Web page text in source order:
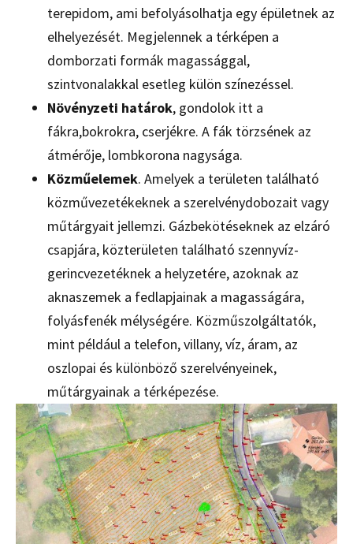
terepidom, ami befolyásolhatja egy épületnek az
elhelyezését. Megjelennek a térképen a
domborzati formák magassággal,
szintvonalakkal esetleg külön színezéssel.
Növényzeti határok, gondolok itt a
fákra,bokrokra, cserjékre. A fák törzsének az
átmérője, lombkorona nagysága.
Közműelemek. Amelyek a területen található
közművezetékeknek a szerelvénydobozait vagy
műtárgyait jellemzi. Gázbekötéseknek az elzáró
csapjára, közterületen található szennyvíz-
gerincvezetéknek a helyzetére, azoknak az
aknaszemek a fedlapjainak a magasságára,
folyásfenék mélységére. Közműszolgáltatók,
mint például a telefon, villany, víz, áram, az
oszlopai és különböző szerelvényeinek,
műtárgyainak a térképezése.